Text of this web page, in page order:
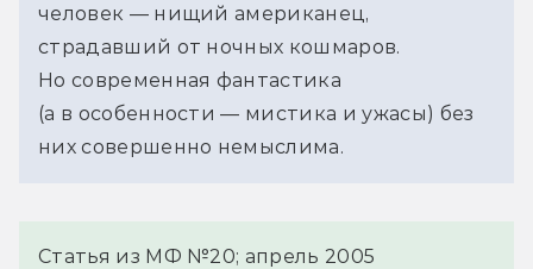
человек — нищий американец,
страдавший от ночных кошмаров.
Но современная фантастика
(а в особенности — мистика и ужасы) без
них совершенно немыслима.
Статья из МФ №20; апрель 2005